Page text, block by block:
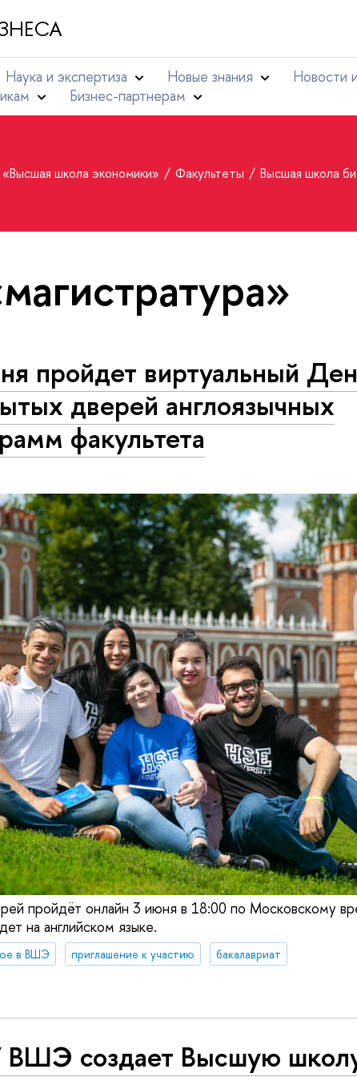
Наука и экспертиза Новые знания
Новости
Бизнес-партнерам
школа экономики» Факультеты Высшая школа
пройдет виртуальный
дверей англоязычных
факультета
пройдёт онлайн 3 июня в 18:00 по Московскому
на английском языке.
в ВШЭ приглашение к участию
бакалавриат
создает Высшую